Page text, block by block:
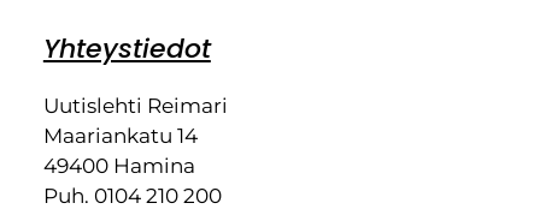
Yhteystiedot
Uutislehti Reimari
Maariankatu 14
49400 Hamina
Puh. 0104 210 200